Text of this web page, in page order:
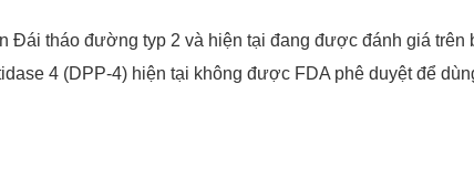
Đái tháo đường typ 2 và hiện tại đang được đánh giá
4 (DPP-4) hiện tại không được FDA phê duyệt để